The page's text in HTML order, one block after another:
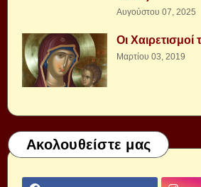
Αυγούστου 07, 2025
Οι
Μαρτίου 03, 2019
Ακολουθείστε μας